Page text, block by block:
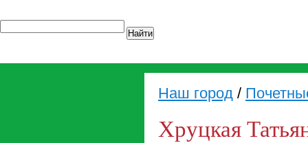
Найти
Наш город /
Хруцкая